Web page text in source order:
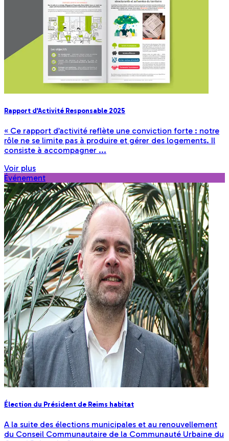
Rapport d’Activité Responsable 2025
« Ce rapport d’activité reflète une conviction forte : notre
rôle ne se limite pas à produire et gérer des logements. Il
consiste à accompagner ...
Voir plus
Événement
Élection du Président de Reims habitat
A la suite des élections municipales et au renouvellement
du Conseil Communautaire de la Communauté Urbaine du